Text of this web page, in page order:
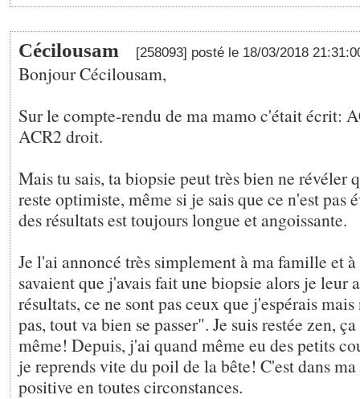
Cécilousam [258093] posté le 18/03/2018
Bonjour Cécilousam,
Sur le compte-rendu de ma mamo c'était écrit:
ACR2 droit.
Mais tu sais, ta biopsie peut très bien ne révéler
reste optimiste, même si je sais que ce n'est pas
des résultats est toujours longue et angoissante.
Je l'ai annoncé très simplement à ma famille et
savaient que j'avais fait une biopsie alors je leur
résultats, ce ne sont pas ceux que j'espérais
pas, tout va bien se passer". Je suis restée zen,
même! Depuis, j'ai quand même eu des petits
je reprends vite du poil de la bête! C'est dans
positive en toutes circonstances.